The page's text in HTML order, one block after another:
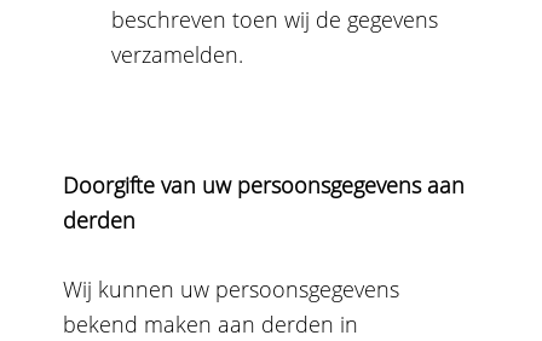
beschreven toen wij de gegevens
verzamelden.
Doorgifte van uw persoonsgegevens aan
derden
Wij kunnen uw persoonsgegevens
bekend maken aan derden in